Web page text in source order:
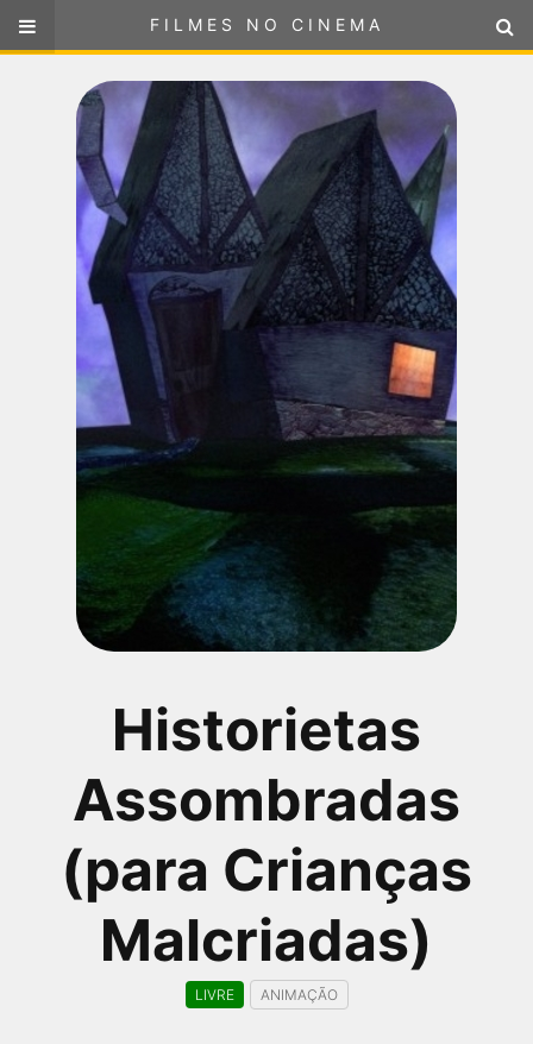
FILMES NO CINEMA
ou selecione sua localização
Historietas
Assombradas
(para Crianças
Malcriadas)
LIVRE ANIMAÇÃO
FILMES NO CINEMA
SELECIONE SUA LOCALIZAÇÃO
FILMES EM CARTAZ
PRÓXIMOS LANÇAMENTOS
GÊNEROS
NOTÍCIAS
PÁGINA INICIAL
FilmesNoCinema.com.br
é o maior localizador de filmes e
sessões de cinema no Brasil. Através dele, você pode
encontrar os filmes no cinema mais próximos a você ou a
qualquer cidade em território brasileiro. Você pode também
acessar informações sobre cinemas, horários, assistir aos
trailers e muito mais.